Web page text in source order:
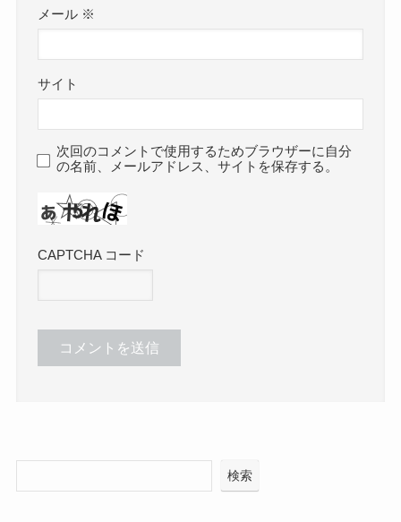
メール ※
サイト
次回のコメントで使用するためブラウザーに自分
の名前、メールアドレス、サイトを保存する。
CAPTCHA コード
検索